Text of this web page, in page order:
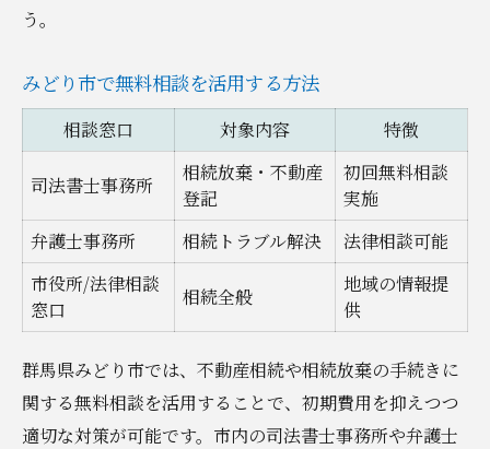
う。
みどり市で無料相談を活用する方法
相談窓口 対象内容 特徴
司法書士事務所
相続放棄・不動産
登記
初回無料相談
実施
弁護士事務所
相続トラブル解決
法律相談可能
市役所/法律相談
窓口
相続全般
地域の情報提
供
群馬県みどり市では、不動産相続や相続放棄の手続きに
関する無料相談を活用することで、初期費用を抑えつつ
適切な対策が可能です。市内の司法書士事務所や弁護士